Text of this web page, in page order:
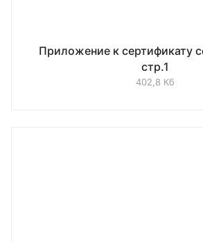
Приложение к сертификату
стр.1
402,8 Кб